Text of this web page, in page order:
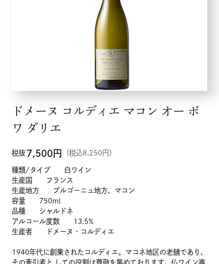
ドメーヌ コルディエ マコン オー ボ
ワ ダリエ
税抜 7,500円 （税込8,250円）
種類/タイプ 白ワイン
生産国 フランス
生産地方 ブルゴーニュ地方、マコン
容量 750ml
品種 シャルドネ
アルコール度数 13.5%
生産者 ドメーヌ・コルディエ
1940年代に創業されたコルディエ。マコネ地区の老舗であり、
その牽引者と しての役割は尊敬を集めております。仏ワイン専